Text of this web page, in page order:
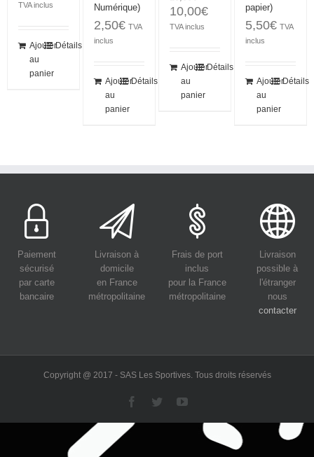
TVA inclus
Ajouter
au
panier
Détails
Numérique)
2,50€ TVA
inclus
Ajouter
au
panier
Détails
10,00€
TVA inclus
Ajouter
au
panier
Détails
papier)
5,50€ TVA
inclus
Ajouter
au
panier
Détails
Paiement
sécurisé
par carte
bancaire
Livraison à
domicile
en France
métropolitaine
Frais de port
inclus
pour la France
métropolitaine
Livraison
possible à
l'étranger
nous
contacter
Copyright @ 2017 - SAS Les Sportives. Tous droits réservés